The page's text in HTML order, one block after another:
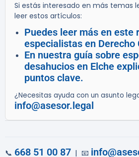
Si estás interesado en más temas
leer estos artículos:
Puedes leer más en este
especialistas en Derecho
En nuestra guía sobre
desahucios en Elche
puntos clave.
¿Necesitas ayuda con un asunto
info@asesor.legal
📞 668 51 00 87 | 📧